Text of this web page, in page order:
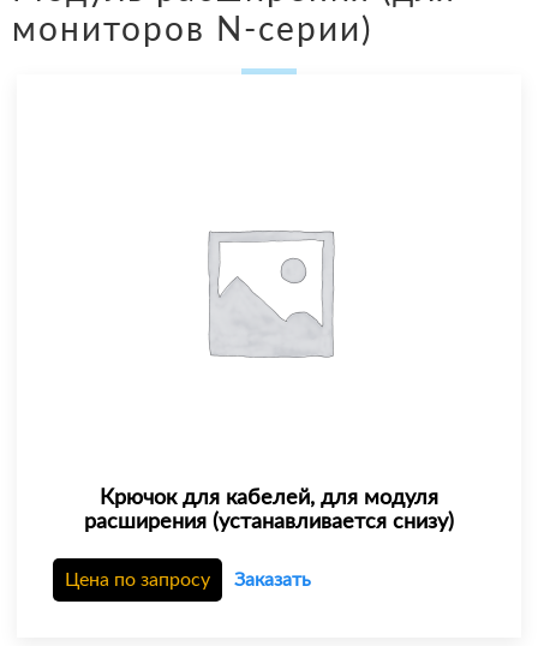
мониторов N-серии)
Крючок для кабелей, для модуля
расширения (устанавливается снизу)
Цена по запросу Заказать